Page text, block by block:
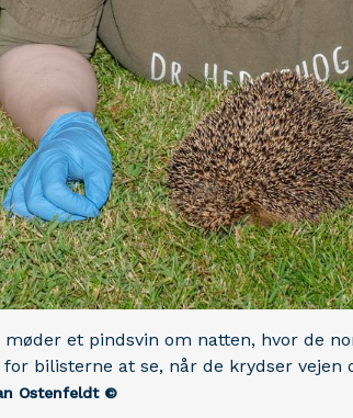
møder et pindsvin om natten, hvor de
bilisterne at se, når de krydser vejen
Ostenfeldt ©